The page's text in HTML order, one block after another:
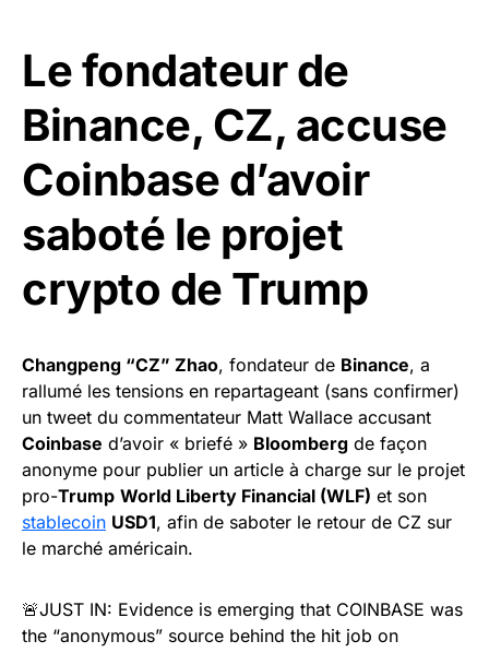
Le fondateur de
Binance, CZ, accuse
Coinbase d’avoir
saboté le projet
crypto de Trump
Changpeng “CZ” Zhao, fondateur de Binance, a
rallumé les tensions en repartageant (sans confirmer)
un tweet du commentateur Matt Wallace accusant
Coinbase d’avoir « briefé » Bloomberg de façon
anonyme pour publier un article à charge sur le projet
pro-Trump World Liberty Financial (WLF) et son
stablecoin USD1, afin de saboter le retour de CZ sur
le marché américain.
🚨JUST IN: Evidence is emerging that COINBASE was
the “anonymous” source behind the hit job on